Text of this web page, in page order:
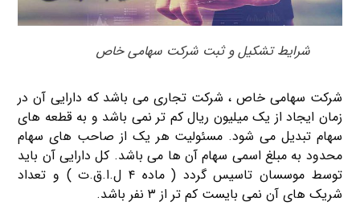
شرایط تشکیل و ثبت شرکت سهامی خاص
شرکت سهامی خاص ، شرکت تجاری می باشد که دارایی آن در
زمان ایجاد از یک میلیون ریال کم تر نمی باشد و به قطعه های
سهام تبدیل می شود. مسئولیت هر یک از صاحب های سهام
محدود به مبلغ اسمی سهام آن ها می باشد. کل دارایی آن باید
توسط موسسان تاسیس گردد ( ماده ۴ ل.ا.ق.ت ) و تعداد
شریک های آن نمی بایست کم تر از ۳ نفر باشد.